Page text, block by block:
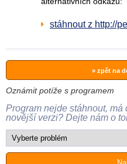
stáhnout z http://
» zpět na
Oznámit potíže s programem
Program nejde stáhnout,
novější verzi? Dejte nám o